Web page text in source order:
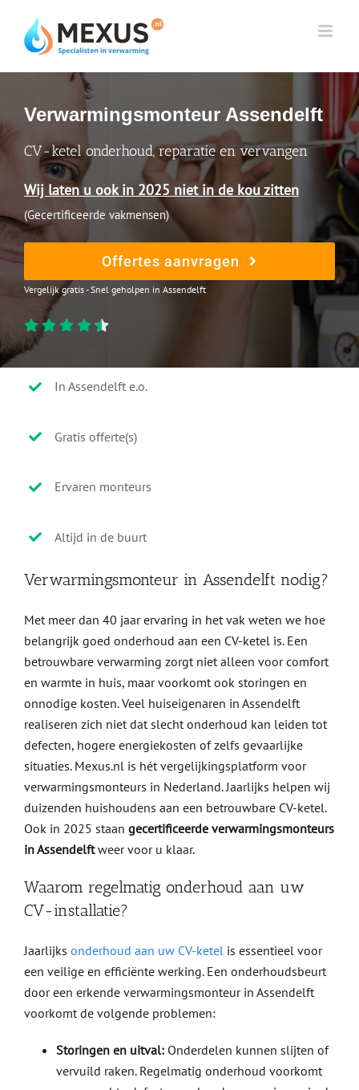
content
Verwarmingsmonteur Assendelft
CV-ketel onderhoud, reparatie en vervangen
Wij laten u ook in 2025 niet in de kou zitten
(Gecertificeerde vakmensen)
Offertes aanvragen
Vergelijk gratis - Snel geholpen in Assendelft
In Assendelft e.o.
Gratis offerte(s)
Ervaren monteurs
Altijd in de buurt
Verwarmingsmonteur in Assendelft nodig?
Met meer dan 40 jaar ervaring in het vak weten we hoe
belangrijk goed onderhoud aan een CV-ketel is. Een
betrouwbare verwarming zorgt niet alleen voor comfort
en warmte in huis, maar voorkomt ook storingen en
onnodige kosten. Veel huiseigenaren in Assendelft
realiseren zich niet dat slecht onderhoud kan leiden tot
defecten, hogere energiekosten of zelfs gevaarlijke
situaties. Mexus.nl is hét vergelijkingsplatform voor
verwarmingsmonteurs in Nederland. Jaarlijks helpen wij
duizenden huishoudens aan een betrouwbare CV-ketel.
Ook in 2025 staan gecertificeerde verwarmingsmonteurs
in Assendelftweer voor u klaar.
Waarom regelmatig onderhoud aan uw
CV-installatie?
Jaarlijks onderhoud aan uw CV-ketel is essentieel voor
een veilige en efficiënte werking. Een onderhoudsbeurt
door een erkende verwarmingsmonteur in Assendelft
voorkomt de volgende problemen:
Storingen en uitval:Onderdelen kunnen slijten of
vervuild raken. Regelmatig onderhoud voorkomt